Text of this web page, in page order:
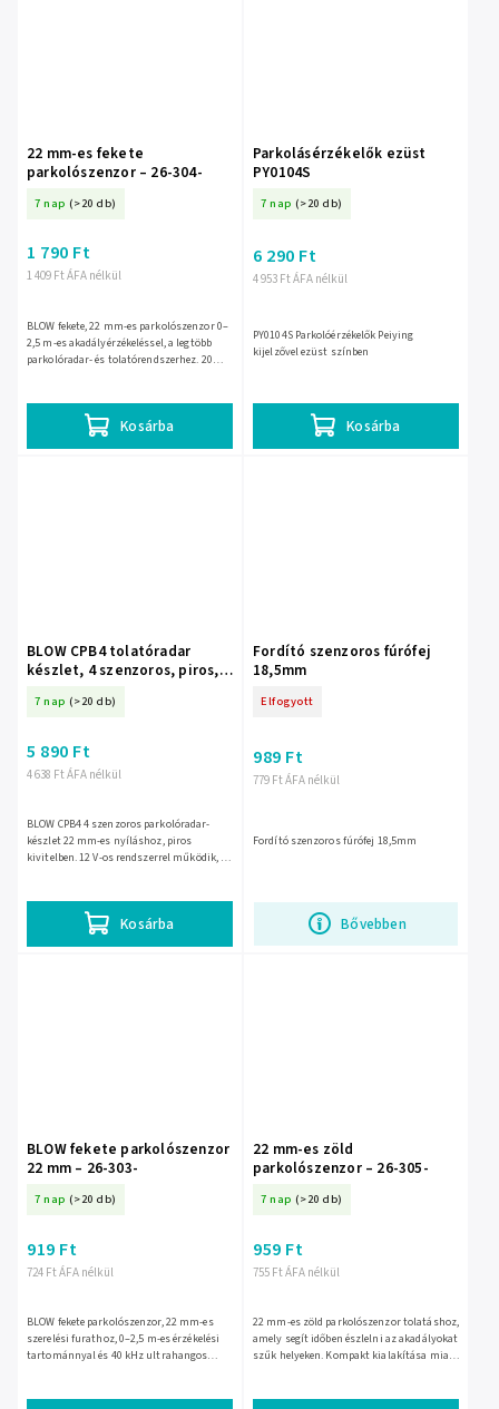
22 mm-es fekete
parkolószenzor – 26-304-
7 nap (>20 db)
1 409 Ft ÁFA nélkül
1 790 Ft
Kosárba
BLOW fekete, 22 mm-es parkolószenzor 0–
2,5 m-es akadályérzékeléssel, a legtöbb
parkolóradar- és tolatórendszerhez. 20
Parkolásérzékelők ezüst
PY0104S
7 nap (>20 db)
4 953 Ft ÁFA nélkül
6 290 Ft
Kosárba
PY0104S Parkolóérzékelők Peiying
kijelzővel ezüst színben
BLOW CPB4 tolatóradar
készlet, 4 szenzoros, piros,
7 nap (>20 db)
4 638 Ft ÁFA nélkül
5 890 Ft
Kosárba
BLOW CPB4 4 szenzoros parkolóradar-
készlet 22 mm-es nyíláshoz, piros
kivitelben. 12 V-os rendszerrel működik, 0–
Fordító szenzoros fúrófej
18,5mm
Elfogyott
779 Ft ÁFA nélkül
989 Ft
Bővebben
Fordító szenzoros fúrófej 18,5mm
BLOW fekete parkolószenzor
22 mm – 26-303-
7 nap (>20 db)
724 Ft ÁFA nélkül
919 Ft
BLOW fekete parkolószenzor, 22 mm-es
szerelési furathoz, 0–2,5 m-es érzékelési
tartománnyal és 40 kHz ultrahangos
22 mm-es zöld
parkolószenzor – 26-305-
7 nap (>20 db)
755 Ft ÁFA nélkül
959 Ft
22 mm-es zöld parkolószenzor tolatáshoz,
amely segít időben észlelni az akadályokat
szűk helyeken. Kompakt kialakítása miatt